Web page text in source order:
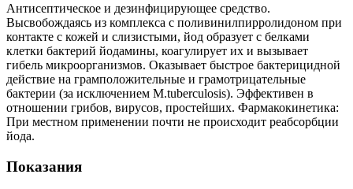
Антисептическое и дезинфицирующее средство.
Высвобождаясь из комплекса с поливинилпирролидоном при
контакте с кожей и слизистыми, йод образует с белками
клетки бактерий йодамины, коагулирует их и вызывает
гибель микроорганизмов. Оказывает быстрое бактерицидной
действие на грамположительные и грамотрицательные
бактерии (за исключением M.tuberculosis). Эффективен в
отношении грибов, вирусов, простейших. Фармакокинетика:
При местном применении почти не происходит реабсорбции
йода.
Показания